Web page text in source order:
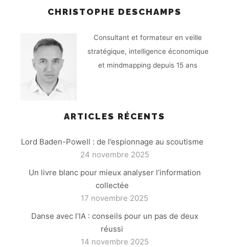
CHRISTOPHE DESCHAMPS
Consultant et formateur en veille
stratégique, intelligence économique
et mindmapping depuis 15 ans
ARTICLES RÉCENTS
Lord Baden-Powell : de l’espionnage au scoutisme
24 novembre 2025
Un livre blanc pour mieux analyser l’information
collectée
17 novembre 2025
Danse avec l’IA : conseils pour un pas de deux
réussi
14 novembre 2025